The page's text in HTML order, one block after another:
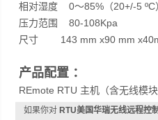
相对湿度 0～85%（20+/-5 ºC
压力范围 80-108Kpa
尺寸 143 mm x90 mm
产品配置 ：
REmote RTU 主机（含无线模
如果你对 RTU美国华瑞无线远程控